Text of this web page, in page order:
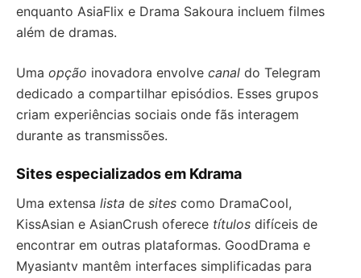
enquanto AsiaFlix e Drama Sakoura incluem filmes
além de dramas.
Uma opção inovadora envolve canal do Telegram
dedicado a compartilhar episódios. Esses grupos
criam experiências sociais onde fãs interagem
durante as transmissões.
Sites especializados em Kdrama
Uma extensa lista de sites como DramaCool,
KissAsian e AsianCrush oferece títulos difíceis de
encontrar em outras plataformas. GoodDrama e
Myasiantv mantêm interfaces simplificadas para